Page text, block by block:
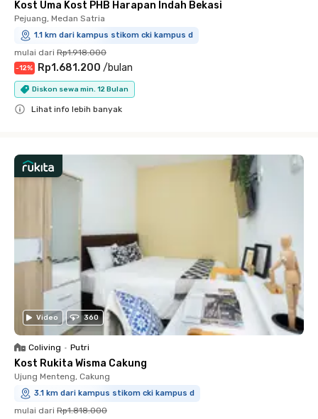
Kost Uma Kost PHB Harapan Indah Bekasi
Pejuang, Medan Satria
1.1 km dari kampus stikom cki kampus d
mulai dari Rp1.918.000
-12% Rp1.681.200 /bulan
Diskon sewa min. 12 Bulan
Lihat info lebih banyak
Video 360
Coliving • Putri
Kost Rukita Wisma Cakung
Ujung Menteng, Cakung
3.1 km dari kampus stikom cki kampus d
mulai dari Rp1.818.000